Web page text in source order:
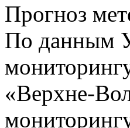
Прогноз
По данным
«Верхне-